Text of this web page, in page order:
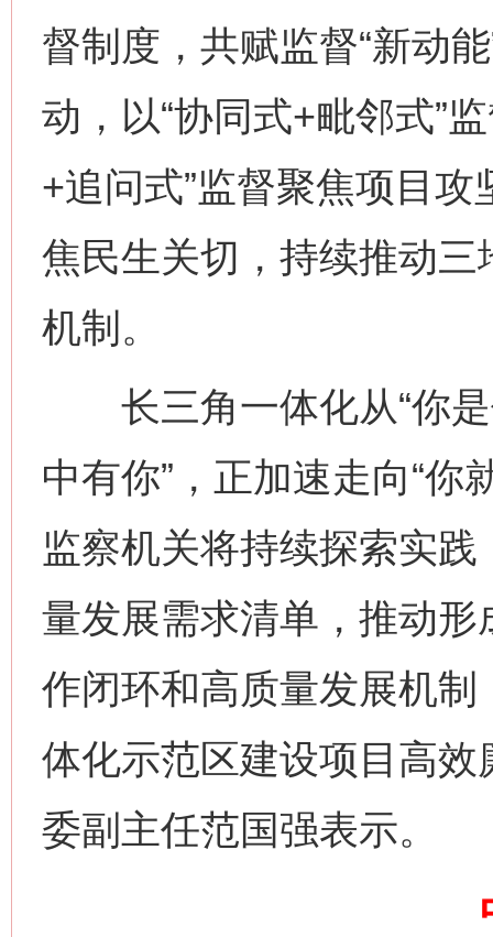
督制度，共赋监督“新动
动，以“协同式+毗邻式”
+追问式”监督聚焦项目攻
焦民生关切，持续推动
机制。
长三角一体化从“你是
中有你”，正加速走向“你
监察机关将持续探索实
量发展需求清单，推动
作闭环和高质量发展机
体化示范区建设项目高效
委副主任范国强表示。
这是一记警钟！ 谢
今